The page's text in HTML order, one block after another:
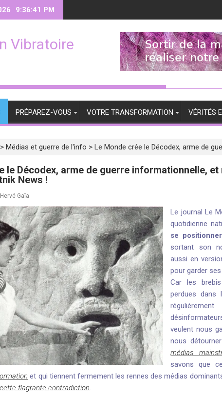
9:36:42 PM
Vibratoire
PRÉPAREZ-VOUS VOTRE TRANSFORMATION VÉRITÉS
> Médias et guerre de l'info > Le Monde crée le Décodex, arme de
le Décodex, arme de guerre informationnelle,
News !
Hervé Gaïa
Le journal Le
quotidienne
se
sortant son
aussi en
pour garder
Car les
perdues dans
veulent nous
nous
médias
savons que
et qui tiennent fermement les rennes des médias
flagrante contradiction